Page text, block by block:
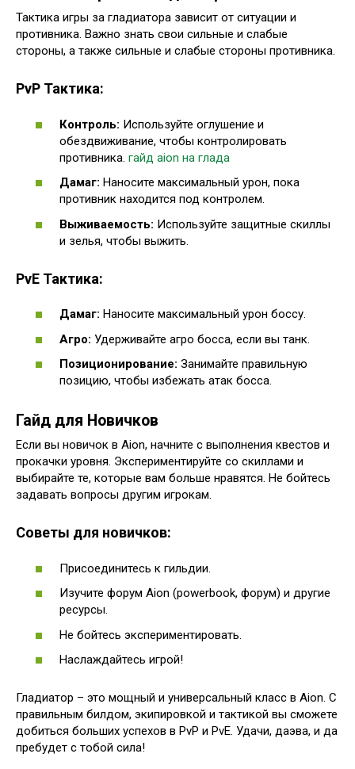
Тактика игры за гладиатора зависит от ситуации и
противника. Важно знать свои сильные и слабые
стороны, а также сильные и слабые стороны противника.
PvP Тактика:
Контроль: Используйте оглушение и
обездвиживание, чтобы контролировать
противника. гайд aion на глада
Дамаг: Наносите максимальный урон, пока
противник находится под контролем.
Выживаемость: Используйте защитные скиллы
и зелья, чтобы выжить.
PvE Тактика:
Дамаг: Наносите максимальный урон боссу.
Агро: Удерживайте агро босса, если вы танк.
Позиционирование: Занимайте правильную
позицию, чтобы избежать атак босса.
Гайд для Новичков
Если вы новичок в Aion, начните с выполнения квестов и
прокачки уровня. Экспериментируйте со скиллами и
выбирайте те, которые вам больше нравятся. Не бойтесь
задавать вопросы другим игрокам.
Советы для новичков:
Присоединитесь к гильдии.
Изучите форум Aion (powerbook, форум) и другие
ресурсы.
Не бойтесь экспериментировать.
Наслаждайтесь игрой!
Гладиатор – это мощный и универсальный класс в Aion. С
правильным билдом, экипировкой и тактикой вы сможете
добиться больших успехов в PvP и PvE. Удачи, даэва, и да
пребудет с тобой сила!